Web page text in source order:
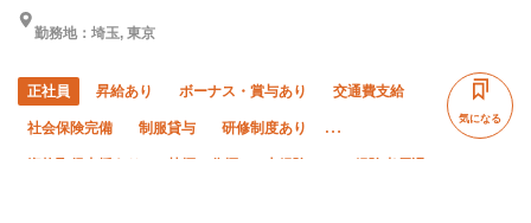
勤務地：埼玉, 東京
正社員 昇給あり ボーナス・賞与あり 交通費支給
社会保険完備 制服貸与 研修制度あり
気になる